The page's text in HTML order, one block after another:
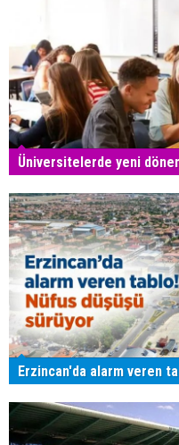
Üniversitelerde yeni
Erzincan'da alarm veren